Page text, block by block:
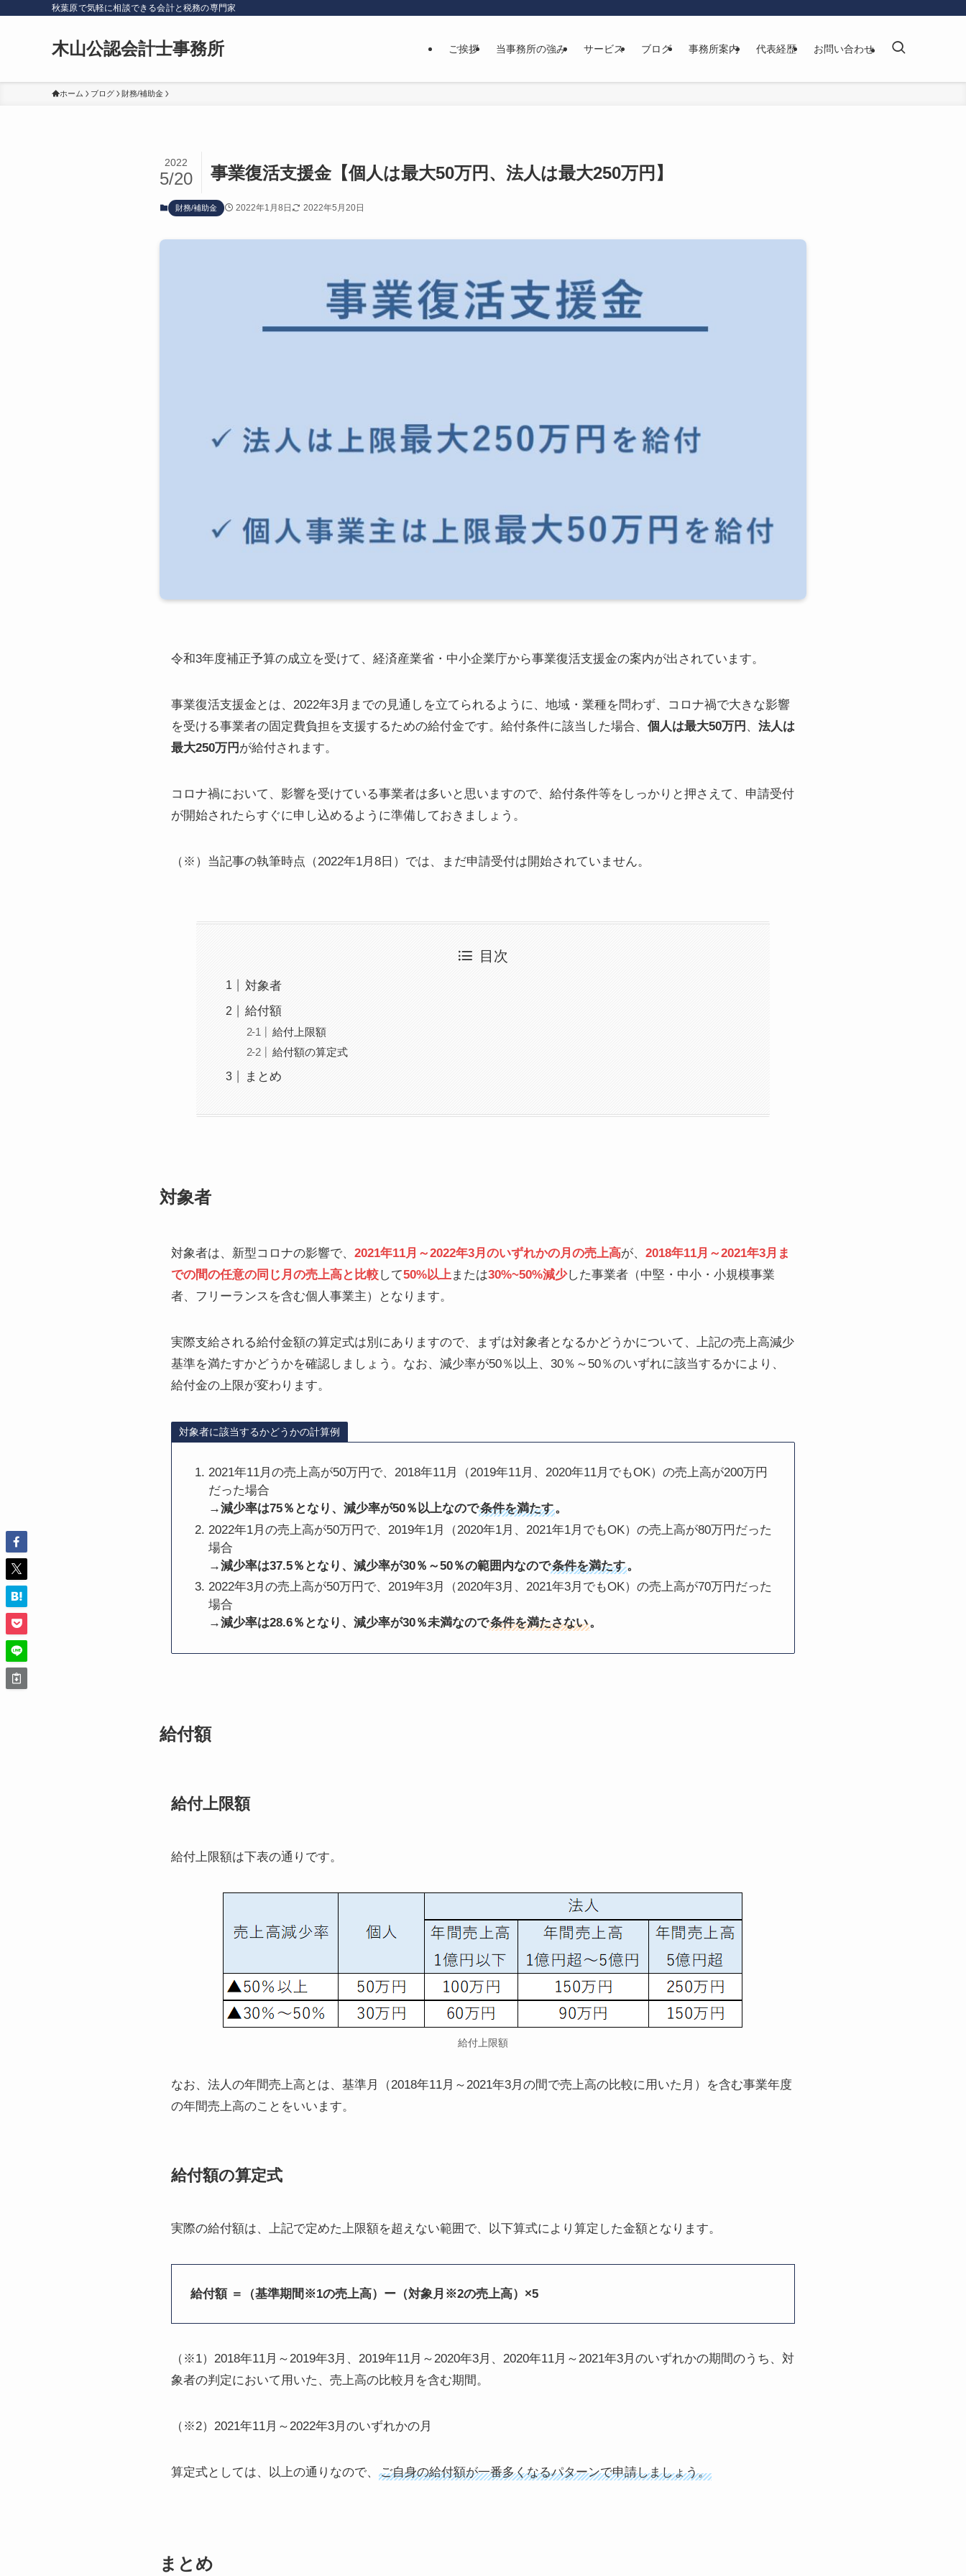
秋葉原で気軽に相談できる会計と税務の専門家
木山公認会計士事務所 ご挨拶 当事務所の強み サービス ブログ 事務所案内 代表経歴 お問い合わせ
ホーム ブログ 財務/補助金
事業復活支援金【個人は最大50万円、法人は最大250万円】
2022
5/20
財務/補助金 2022年1月8日 2022年5月20日
令和3年度補正予算の成立を受けて、経済産業省・中小企業庁から事業復活支援金の案内が出されています。
事業復活支援金とは、2022年3月までの見通しを立てられるように、地域・業種を問わず、コロナ禍で大きな影響
を受ける事業者の固定費負担を支援するための給付金です。給付条件に該当した場合、 個人は最大50万円 、 法人は
最大250万円 が給付されます。
コロナ禍において、影響を受けている事業者は多いと思いますので、給付条件等をしっかりと押さえて、申請受付
が開始されたらすぐに申し込めるように準備しておきましょう。
（※）当記事の執筆時点（2022年1月8日）では、まだ申請受付は開始されていません。
目次
対象者
給付額
給付上限額
給付額の算定式
まとめ
対象者
対象者は、新型コロナの影響で、 2021年11月～2022年3月のいずれかの月の売上高が、 2018年11月～2021年3月ま
での間の任意の同じ月の売上高と比較して50%以上または30%~50%減少した事業者（中堅・中小・小規模事業
者、フリーランスを含む個人事業主）となります。
実際支給される給付金額の算定式は別にありますので、まずは対象者となるかどうかについて、上記の売上高減少
基準を満たすかどうかを確認しましょう。なお、減少率が50％以上、30％～50％のいずれに該当するかにより、
給付金の上限が変わります。
対象者に該当するかどうかの計算例
2021年11月の売上高が50万円で、2018年11月（2019年11月、2020年11月でもOK）の売上高が200万円
だった場合
→減少率は75％となり、減少率が50％以上なので条件を満たす。
2022年1月の売上高が50万円で、2019年1月（2020年1月、2021年1月でもOK）の売上高が80万円だった
場合
→減少率は37.5％となり、減少率が30％～50％の範囲内なので条件を満たす 。
2022年3月の売上高が50万円で、2019年3月（2020年3月、2021年3月でもOK）の売上高が70万円だった
場合
→減少率は28.6％となり、減少率が30％未満なので条件を満たさない。
給付額
給付上限額
給付上限額は下表の通りです。
給付上限額
なお、法人の年間売上高とは、基準月（2018年11月～2021年3月の間で売上高の比較に用いた月）を含む事業年度
の年間売上高のことをいいます。
給付額の算定式
実際の給付額は、上記で定めた上限額を超えない範囲で、以下算式により算定した金額となります。
給付額 ＝（基準期間※1の売上高）ー（対象月※2の売上高）×5
（※1）2018年11月～2019年3月、2019年11月～2020年3月、2020年11月～2021年3月のいずれかの期間のうち、対
象者の判定において用いた、売上高の比較月を含む期間。
（※2）2021年11月～2022年3月のいずれかの月
算定式としては、以上の通りなので、 ご自身の給付額が一番多くなるパターンで申請しましょう。
まとめ